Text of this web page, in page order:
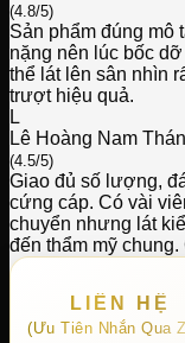
(4.8/5)
Sản phẩm đúng mô
nặng nên lúc bốc
thể lát lên sân nhìn
trượt hiệu quả.
L
Lê Hoàng Nam
(4.5/5)
Giao đủ số lượng,
cứng cáp. Có vài
chuyển nhưng lát
đến thẩm mỹ
LIÊN HỆ
(Ưu Tiên Nhắn Qua